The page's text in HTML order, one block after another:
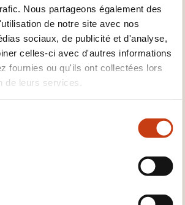
Nous partageons également des
de notre site avec nos
sociaux, de publicité et d'analyse,
celles-ci avec d'autres informations
fournies ou qu'ils ont collectées lors
de leurs services.
simple et direct sur des sujets
des moyens simples sa
environnement immédiat et
sujets qui correspondent à des